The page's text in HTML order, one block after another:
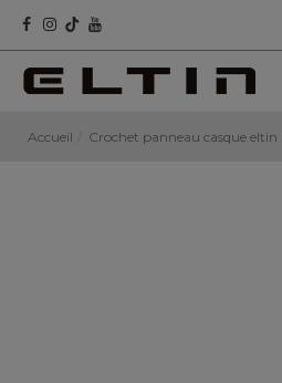
Accueil Crochet panneau casque eltin